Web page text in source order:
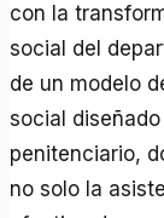
con la
social del
de un modelo
social
penitenciario,
no solo la